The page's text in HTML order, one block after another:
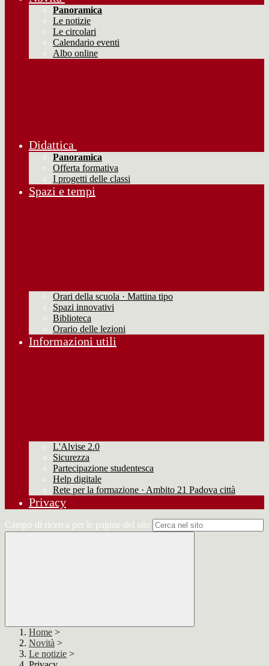
Panoramica
Le notizie
Le circolari
Calendario eventi
Albo online
Didattica
Panoramica
Offerta formativa
I progetti delle classi
Spazi e tempi
Orari della scuola · Mattina tipo
Spazi innovativi
Biblioteca
Orario delle lezioni
Informazioni utili
L'Alvise 2.0
Sicurezza
Partecipazione studentesca
Help digitale
Rete per la formazione · Ambito 21 Padova città
Privacy
Campo di ricerca per le pagine del sito
Home >
Novità >
Le notizie >